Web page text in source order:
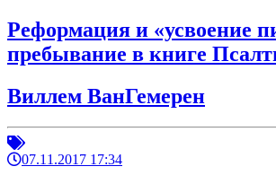
Реформация и «усвоение
пребывание в книге
Виллем ВанГемерен
07.11.2017 17:34